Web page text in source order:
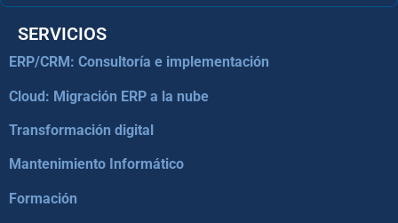
SERVICIOS
ERP/CRM: Consultoría e implementación
Cloud: Migración ERP a la nube
Transformación digital
Mantenimiento Informático
Formación